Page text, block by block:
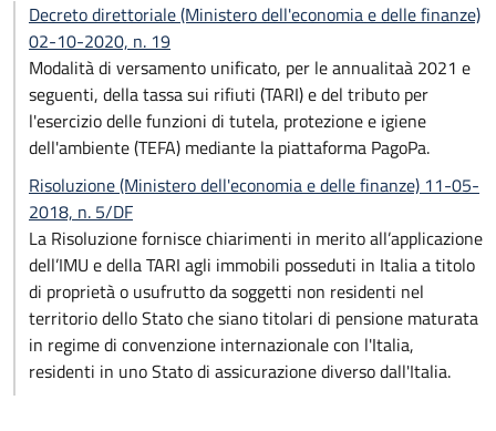
Decreto direttoriale (Ministero dell'economia e delle finanze)
02-10-2020, n. 19
Modalità di versamento unificato, per le annualitaà 2021 e
seguenti, della tassa sui rifiuti (TARI) e del tributo per
l'esercizio delle funzioni di tutela, protezione e igiene
dell'ambiente (TEFA) mediante la piattaforma PagoPa.
Risoluzione (Ministero dell'economia e delle finanze) 11-05-
2018, n. 5/DF
La Risoluzione fornisce chiarimenti in merito all’applicazione
dell’IMU e della TARI agli immobili posseduti in Italia a titolo
di proprietà o usufrutto da soggetti non residenti nel
territorio dello Stato che siano titolari di pensione maturata
in regime di convenzione internazionale con l'Italia,
residenti in uno Stato di assicurazione diverso dall'Italia.